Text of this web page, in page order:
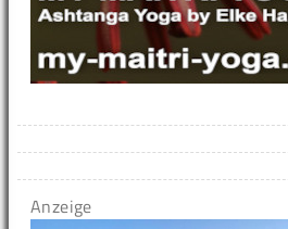
Anzeige